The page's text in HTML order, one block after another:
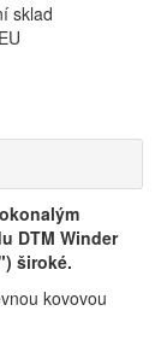
sklad
DTM Winder
široké.
kovovou